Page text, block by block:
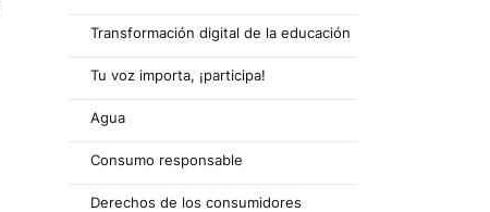
Transformación digital de la educación
Tu voz importa, ¡participa!
Agua
Consumo responsable
Derechos de los consumidores